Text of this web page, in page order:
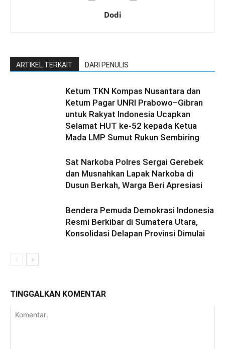
Dodi
ARTIKEL TERKAIT DARI PENULIS
Ketum TKN Kompas Nusantara dan
Ketum Pagar UNRI Prabowo–Gibran
untuk Rakyat Indonesia Ucapkan
Selamat HUT ke-52 kepada Ketua
Mada LMP Sumut Rukun Sembiring
Sat Narkoba Polres Sergai Gerebek
dan Musnahkan Lapak Narkoba di
Dusun Berkah, Warga Beri Apresiasi
Bendera Pemuda Demokrasi Indonesia
Resmi Berkibar di Sumatera Utara,
Konsolidasi Delapan Provinsi Dimulai
TINGGALKAN KOMENTAR